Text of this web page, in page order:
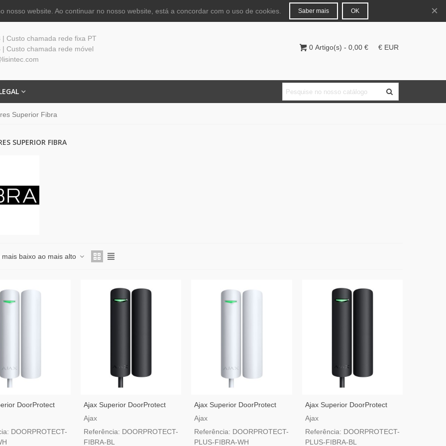
Português
Custo chamada rede fixa PT
Custo chamada rede móvel
0 Artigo(s) - 0,00 € € EUR
Superior Fibra
SUPERIOR FIBRA
mais baixo ao mais alto
DoorProtect
— Detetor
DOORPROTECT-
Ajax Superior DoorProtect
Fibra Preto — Detetor
Fios
Ajax
Referência: DOORPROTECT-
FIBRA-BL
Ajax Superior DoorProtect
Plus Fibra Branco — Detetor
Inclinação
Ajax
Referência: DOORPROTECT-
PLUS-FIBRA-WH
Ajax Superior DoorProtect
Plus Fibra Preto — Detetor
Inclinação
Ajax
Referência: DOORPROTECT-
PLUS-FIBRA-BL
nosso website. Ao continuar no nosso website, está a concordar com o uso de cookies. Saber mais OK ×